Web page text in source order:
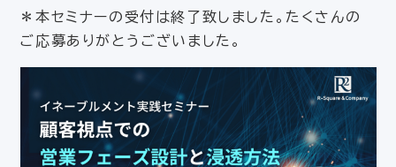
＊本セミナーの受付は終了致しました。たくさんの
ご応募ありがとうございました。